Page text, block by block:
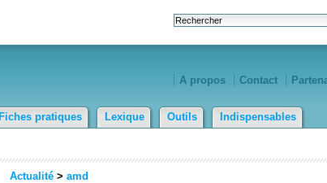
A propos Contact
Fiches pratiques Lexique Outils Indispensables
Actualité> amd